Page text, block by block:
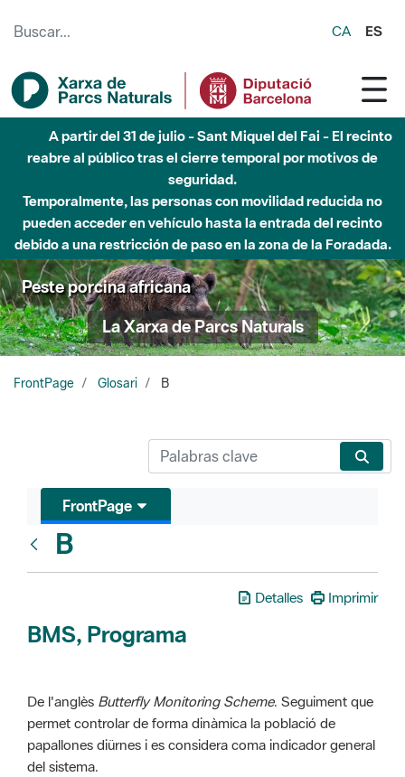
CA ES
A partir del 31 de julio - Sant Miquel del Fai - El recinto
reabre al público tras el cierre temporal por motivos de
seguridad.
Temporalmente, las personas con movilidad reducida no
pueden acceder en vehículo hasta la entrada del recinto
debido a una restricción de paso en la zona de la Foradada.
Peste porcina africana
La Xarxa de Parcs Naturals
FrontPage Glosari B
FrontPage
B
Detalles Imprimir
BMS, Programa
De l'anglès Butterfly Monitoring Scheme. Seguiment que
permet controlar de forma dinàmica la població de
papallones diürnes i es considera coma indicador general
del sistema.